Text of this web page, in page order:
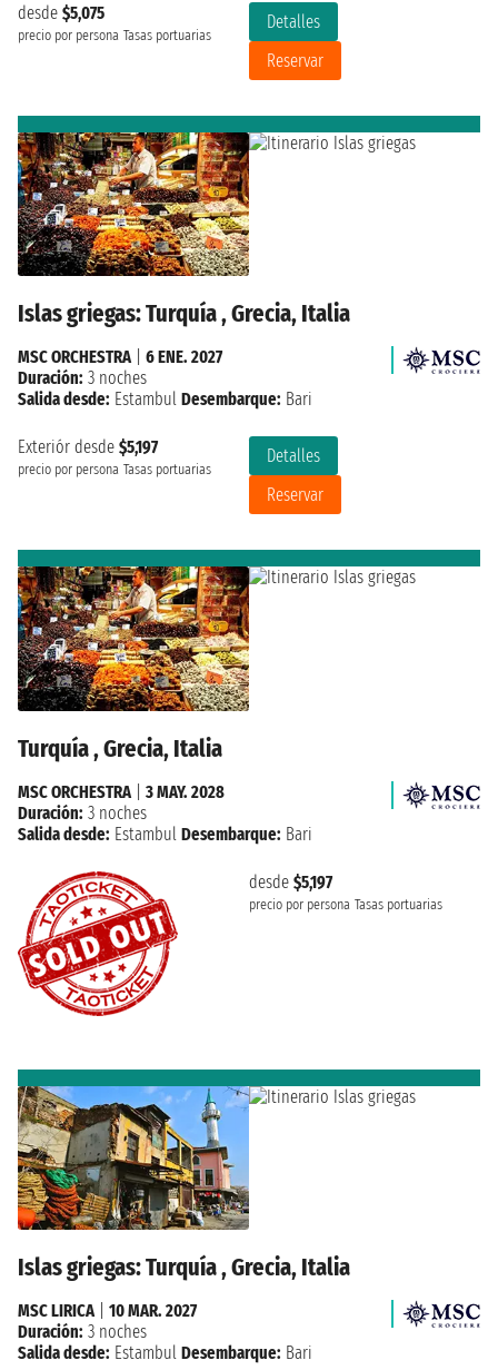
desde $5,075
precio por persona Tasas portuarias
Detalles
Reservar
Islas griegas: Turquía , Grecia, Italia
Exteriór desde $5,197
precio por persona Tasas portuarias
Detalles
Reservar
MSC ORCHESTRA| 6 ENE. 2027
Duración: 3 noches
Salida desde: Estambul Desembarque: Bari
Turquía , Grecia, Italia
desde $5,197
precio por persona Tasas portuarias
MSC ORCHESTRA
3 MAY. 2028
Duración: 3 noches
Salida desde: Estambul Desembarque: Bari
Islas griegas: Turquía , Grecia, Italia
MSC LIRICA| 10 MAR. 2027
Duración: 3 noches
Salida desde: Estambul Desembarque: Bari